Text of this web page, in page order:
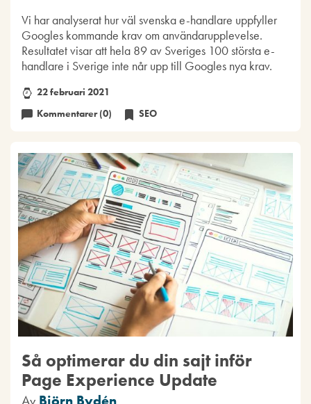
Vi har analyserat hur väl svenska e-handlare uppfyller
Googles kommande krav om användarupplevelse.
Resultatet visar att hela 89 av Sveriges 100 största e-
handlare i Sverige inte når upp till Googles nya krav.
22 februari 2021
Kommentarer (0)
SEO
Så optimerar du din sajt inför
Page Experience Update